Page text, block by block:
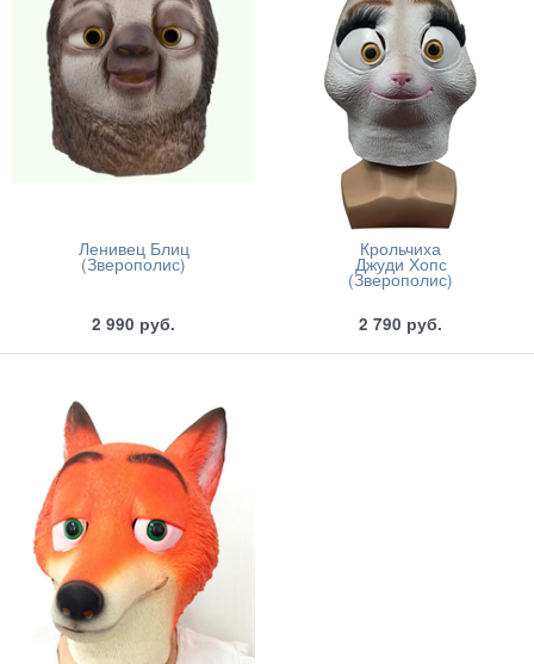
Ленивец Блиц
(Зверополис)
2 990 руб.
Крольчиха
Джуди Хопс
(Зверополис)
2 790 руб.